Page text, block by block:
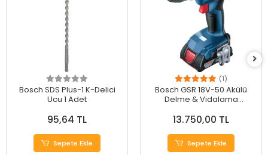
Bosch SDS Plus-1 K-Delici
Ucu 1 Adet
95,64 TL
Sepete Ekle
(1)
Bosch GSR 18V-50 Akülü
Delme & Vidalama
Performans
13.750,00 TL
Sepete Ekle